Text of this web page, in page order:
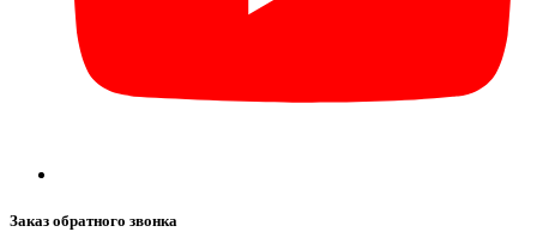
Заказ обратного звонка